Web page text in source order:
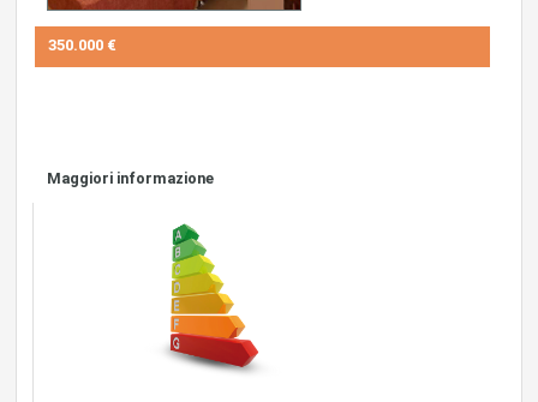
350.000 €
Maggiori informazione